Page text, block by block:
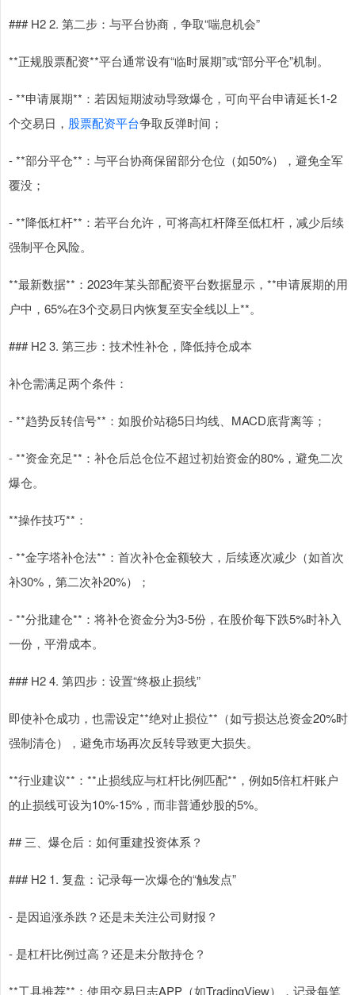
### H2 2. 第二步：与平台协商，争取“喘息机会”
**正规股票配资**平台通常设有“临时展期”或“部分平仓”机制。
- **申请展期**：若因短期波动导致爆仓，可向平台申请延长1-2
个交易日， 股票配资平台争取反弹时间；
- **部分平仓**：与平台协商保留部分仓位（如50%），避免全军
覆没；
- **降低杠杆**：若平台允许，可将高杠杆降至低杠杆，减少后续
强制平仓风险。
**最新数据**：2023年某头部配资平台数据显示，**申请展期的用
户中，65%在3个交易日内恢复至安全线以上**。
### H2 3. 第三步：技术性补仓，降低持仓成本
补仓需满足两个条件：
- **趋势反转信号**：如股价站稳5日均线、MACD底背离等；
- **资金充足**：补仓后总仓位不超过初始资金的80%，避免二次
爆仓。
**操作技巧**：
- **金字塔补仓法**：首次补仓金额较大，后续逐次减少（如首次
补30%，第二次补20%）；
- **分批建仓**：将补仓资金分为3-5份，在股价每下跌5%时补入
一份，平滑成本。
### H2 4. 第四步：设置“终极止损线”
即使补仓成功，也需设定**绝对止损位**（如亏损达总资金20%时
强制清仓），避免市场再次反转导致更大损失。
**行业建议**：**止损线应与杠杆比例匹配**，例如5倍杠杆账户
的止损线可设为10%-15%，而非普通炒股的5%。
## 三、爆仓后：如何重建投资体系？
### H2 1. 复盘：记录每一次爆仓的“触发点”
- 是因追涨杀跌？还是未关注公司财报？
- 是杠杆比例过高？还是未分散持仓？
**工具推荐**：使用交易日志APP（如TradingView），记录每笔